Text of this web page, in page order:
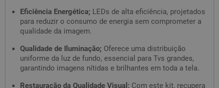
Eficiência Energética; LEDs de alta eficiência, projetados
para reduzir o consumo de energia sem comprometer a
qualidade da imagem.
Qualidade de Iluminação; Oferece uma distribuição
uniforme da luz de fundo, essencial para Tvs grandes,
garantindo imagens nítidas e brilhantes em toda a tela.
Restauração da Qualidade Visual; Com este kit, recupera